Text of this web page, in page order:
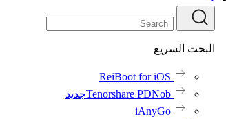
البحث السريع
ReiBoot for iOS
Tenorshare PDNobجديد
iAnyGo